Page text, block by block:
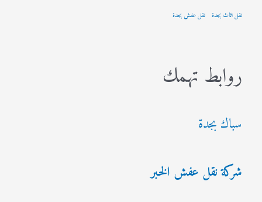
نقل اثاث بجدة نقل عفش بجدة
روابط تهمك
سباك بجدة
شركة نقل عفش الخبر